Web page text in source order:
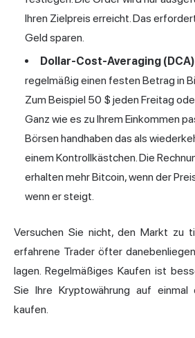
Ihren Zielpreis erreicht. Das
Geld sparen.
Dollar-Cost-Averaging (DCA)
regelmäßig einen festen Betrag in
Zum Beispiel 50 $ jeden Freitag
Ganz wie es zu Ihrem Einkommen
Börsen handhaben das als
einem Kontrollkästchen. Die
erhalten mehr Bitcoin, wenn der
wenn er steigt.
Versuchen Sie nicht, den Markt zu
erfahrene Trader öfter
lagen. Regelmäßiges Kaufen ist
Sie Ihre Kryptowährung auf einmal
kaufen.